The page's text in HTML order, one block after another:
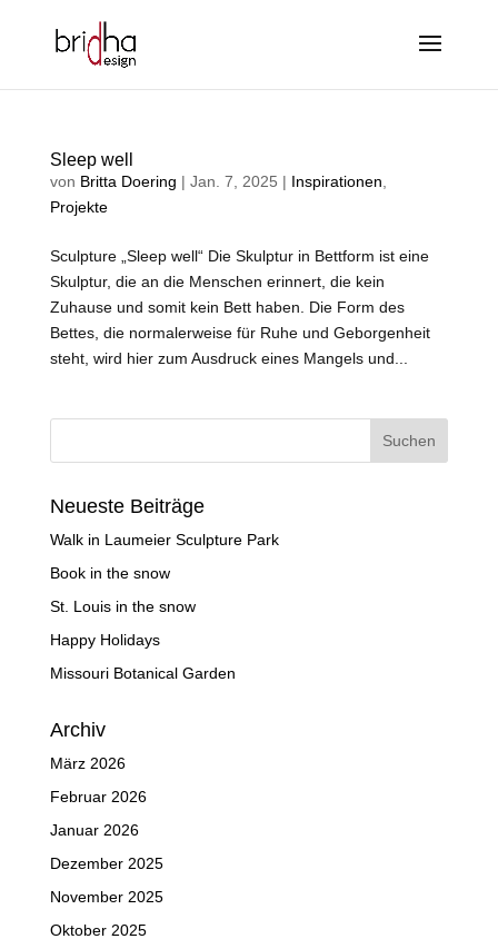
Sleep well
von Britta Doering | Jan. 7, 2025 | Inspirationen
Projekte
Sculpture „Sleep well“ Die Skulptur in Bettform ist eine
Skulptur, die an die Menschen erinnert, die kein
Zuhause und somit kein Bett haben. Die Form des
Bettes, die normalerweise für Ruhe und Geborgenheit
steht, wird hier zum Ausdruck eines Mangels und...
Neueste Beiträge
Walk in Laumeier Sculpture Park
Book in the snow
St. Louis in the snow
Happy Holidays
Missouri Botanical Garden
Archiv
März 2026
Februar 2026
Januar 2026
Dezember 2025
November 2025
Oktober 2025